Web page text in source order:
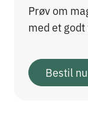
Prøv om
med et
Bestil nu